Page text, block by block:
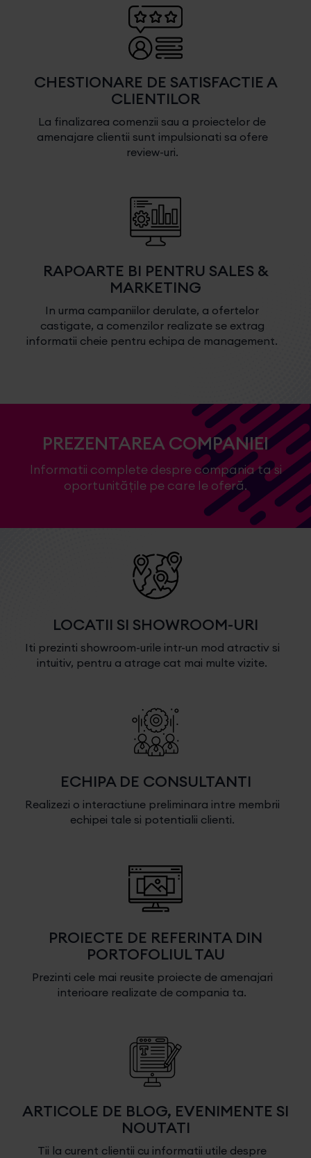
CHESTIONARE DE SATISFACTIE A
CLIENTILOR
La finalizarea comenzii sau a proiectelor de
amenajare clientii sunt impulsionati sa ofere
review-uri.
RAPOARTE BI PENTRU SALES &
MARKETING
In urma campaniilor derulate, a ofertelor
castigate, a comenzilor realizate se extrag
informatii cheie pentru echipa de management.
PREZENTAREA COMPANIEI
Informatii complete despre compania ta si
oportunitățile pe care le oferă.
LOCATII SI SHOWROOM-URI
Iti prezinti showroom-urile intr-un mod atractiv si
intuitiv, pentru a atrage cat mai multe vizite.
ECHIPA DE CONSULTANTI
Realizezi o interactiune preliminara intre membrii
echipei tale si potentialii clienti.
PROIECTE DE REFERINTA DIN
PORTOFOLIUL TAU
Prezinti cele mai reusite proiecte de amenajari
interioare realizate de compania ta.
ARTICOLE DE BLOG, EVENIMENTE SI
NOUTATI
Tii la curent clientii cu informatii utile despre